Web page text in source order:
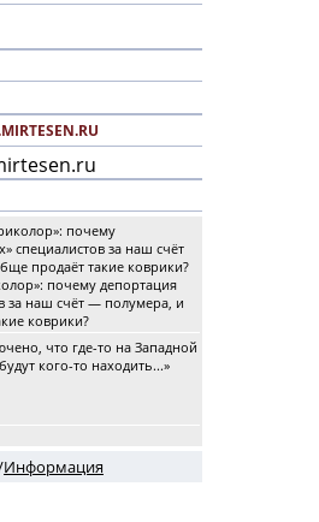
почему депортация
за наш счёт — полумера, и
коврики?
что где-то на Западной
кого-то находить...»
Информация